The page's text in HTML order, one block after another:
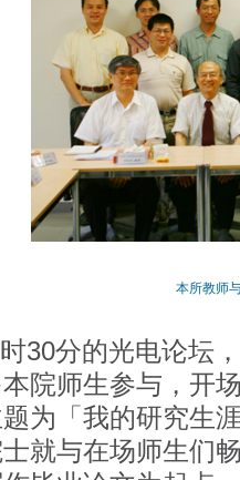
本所教师
30分的光电论坛
院师生参与，开
为「我的研究生
就与在场师生们